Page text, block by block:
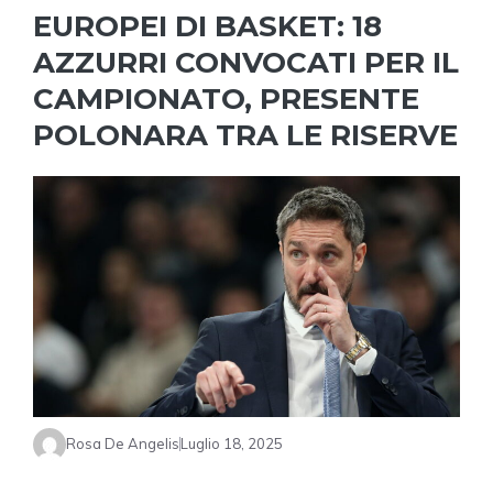
EUROPEI DI BASKET: 18
AZZURRI CONVOCATI PER IL
CAMPIONATO, PRESENTE
POLONARA TRA LE RISERVE
Rosa De AngelisLuglio 18, 2025